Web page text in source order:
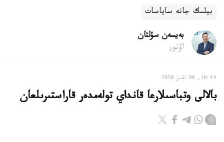
بيلىك جانە ساياسات
بەيسەن سۇلتان
اۆتور
16:44, 06 تامىز 2026
بالالى وتباسىلارعا قانداي تولەمدەر قاراستىرىلعان